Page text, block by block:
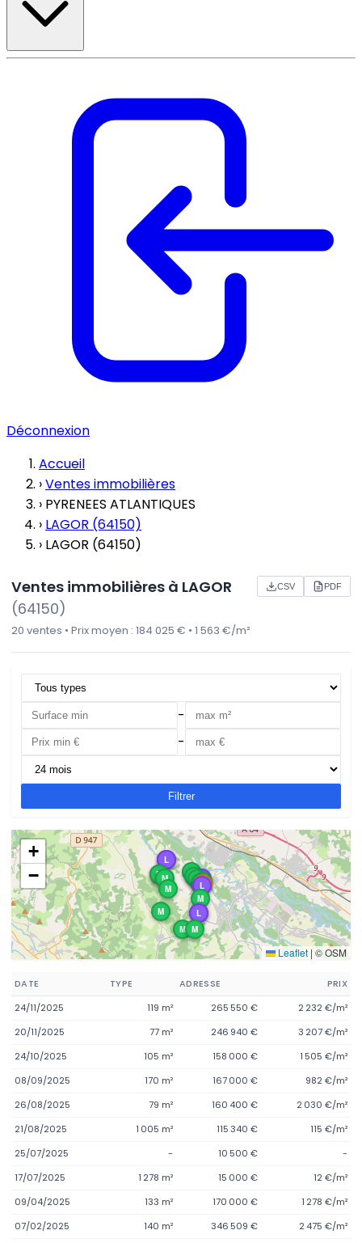
Déconnexion
Accueil
›Ventes immobilières
› PYRENEES ATLANTIQUES
› LAGOR (64150)
› LAGOR (64150)
Ventes immobilières à LAGOR
(64150)
20 ventes • Prix moyen : 184 025 € • 1 563 €/m²
CSV PDF
-
-
Filtrer
DATE TYPE ADRESSE
PRIX
24/11/2025
119 m² 265 550 €
2 232 €/m²
20/11/2025
77 m² 246 940 €
3 207 €/m²
24/10/2025
105 m² 158 000 €
1 505 €/m²
08/09/2025
170 m² 167 000 €
982 €/m²
26/08/2025
79 m² 160 400 €
2 030 €/m²
21/08/2025
1 005 m² 115 340 €
115 €/m²
25/07/2025
- 10 500 €
-
17/07/2025
1 278 m² 15 000 €
12 €/m²
09/04/2025
133 m² 170 000 €
1 278 €/m²
07/02/2025
140 m² 346 509 € 2 475 €/m²
M
M
M
M
M
L
L
T
M
M
L
M
M
M M
M
L
M
M
L
+
−
Leaflet | © OSM